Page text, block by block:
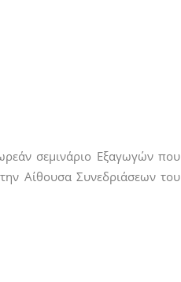
σεμινάριο Εξαγωγών που
Αίθουσα Συνεδριάσεων του